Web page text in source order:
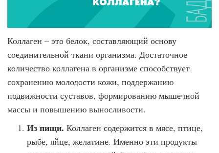
Коллаген – это белок, составляющий основу
соединительной ткани организма. Достаточное
количество коллагена в организме способствует
сохранению молодости кожи, поддержанию
подвижности суставов, формированию мышечной
массы и повышению выносливости.
Из пищи. Коллаген содержится в мясе, птице,
рыбе, яйце, желатине. Именно эти продукты